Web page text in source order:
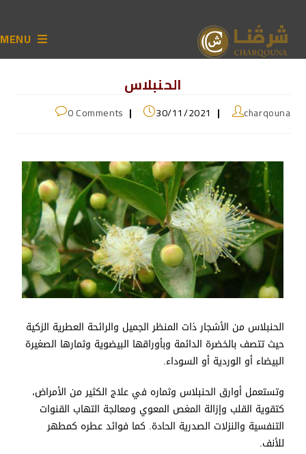
MENU
الحنبلاس
charqouna
30/11/2021
0 Comments
الحنبلاس من الأشجار ذات المنظر الجميل والرائحة العطرية الزكية
حيث تتصف بالخضرة الدائمة وبأوراقها البيضوية وثمارها الصغيرة
البيضاء أو الوردية أو السوداء.
وتستعمل أوارق الحنبلاس وثماره في علاج الكثير من الأمراض،
كتقوية القلب وإزالة المغص المعوي ومعالجة التهاب القنوات
التنفسية والنزلات الصدرية الحادة. كما فوائد عطره كمطهر
للأنف.